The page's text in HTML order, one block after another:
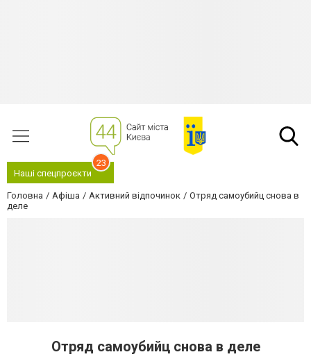
Наші спецпроєкти
23
Головна Афіша Активний відпочинок
Отряд самоубийц снова в
деле
Отряд самоубийц снова в деле